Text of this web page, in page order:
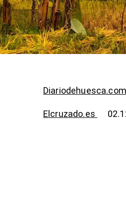
Diariodehuesca.com
Elcruzado.es